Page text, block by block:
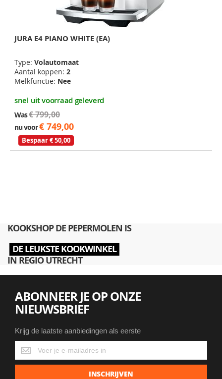
JURA E4 PIANO WHITE (EA)
Type: Volautomaat
Aantal koppen: 2
Melkfunctie: Nee
snel uit voorraad geleverd
Was€ 799,00
nu voor€ 749,00
Bespaar € 50,00
KOOKSHOP DE PEPERMOLEN IS
DE LEUKSTE KOOKWINKEL
IN REGIO UTRECHT
ABONNEER JE OP ONZE
NIEUWSBRIEF
Krijg de laatste aanbiedingen als eerste
Krijg
de
laatste
INSCHRIJVEN